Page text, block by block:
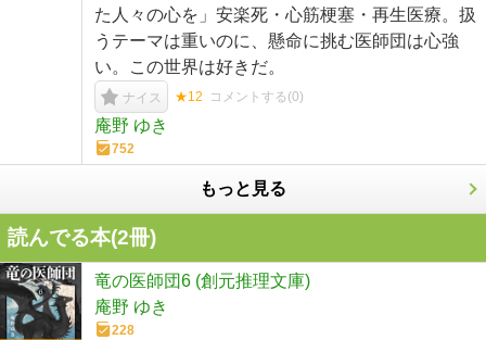
た人々の心を」安楽死・心筋梗塞・再生医療。扱
うテーマは重いのに、懸命に挑む医師団は心強
い。この世界は好きだ。
ナイス ★12 コメントする(0)
庵野 ゆき
752
もっと見る
読んでる本(2冊)
竜の医師団6 (創元推理文庫)
庵野 ゆき
228